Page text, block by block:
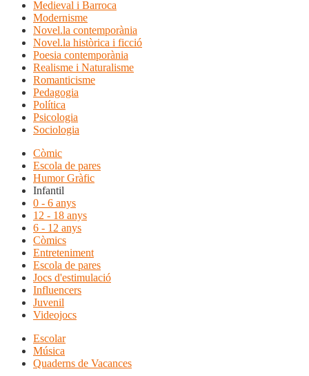
Medieval i Barroca
Modernisme
Novel.la contemporània
Novel.la històrica i ficció
Poesia contemporània
Realisme i Naturalisme
Romanticisme
Pedagogia
Política
Psicologia
Sociologia
Còmic
Escola de pares
Humor Gràfic
Infantil
0 - 6 anys
12 - 18 anys
6 - 12 anys
Còmics
Entreteniment
Escola de pares
Jocs d'estimulació
Influencers
Juvenil
Videojocs
Escolar
Música
Quaderns de Vacances